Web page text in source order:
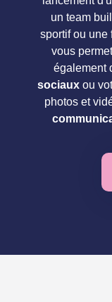
un team
sportif ou une
vous
également
sociauxou
photos et